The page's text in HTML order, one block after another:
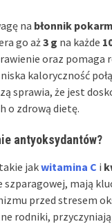
na błonnik
go aż3 g na każde
oraz pomaga
kaloryczność
sprawia, że jest
o zdrową dietę.
antyoksydantów?
jakwitamina C i
szparagowej, mają
przed stresem
rodniki, przyczyniają